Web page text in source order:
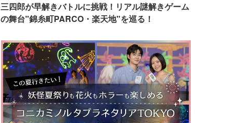
三四郎が早解きバトルに挑戦！リアル謎解きゲーム
の舞台"錦糸町PARCO・楽天地"を巡る！